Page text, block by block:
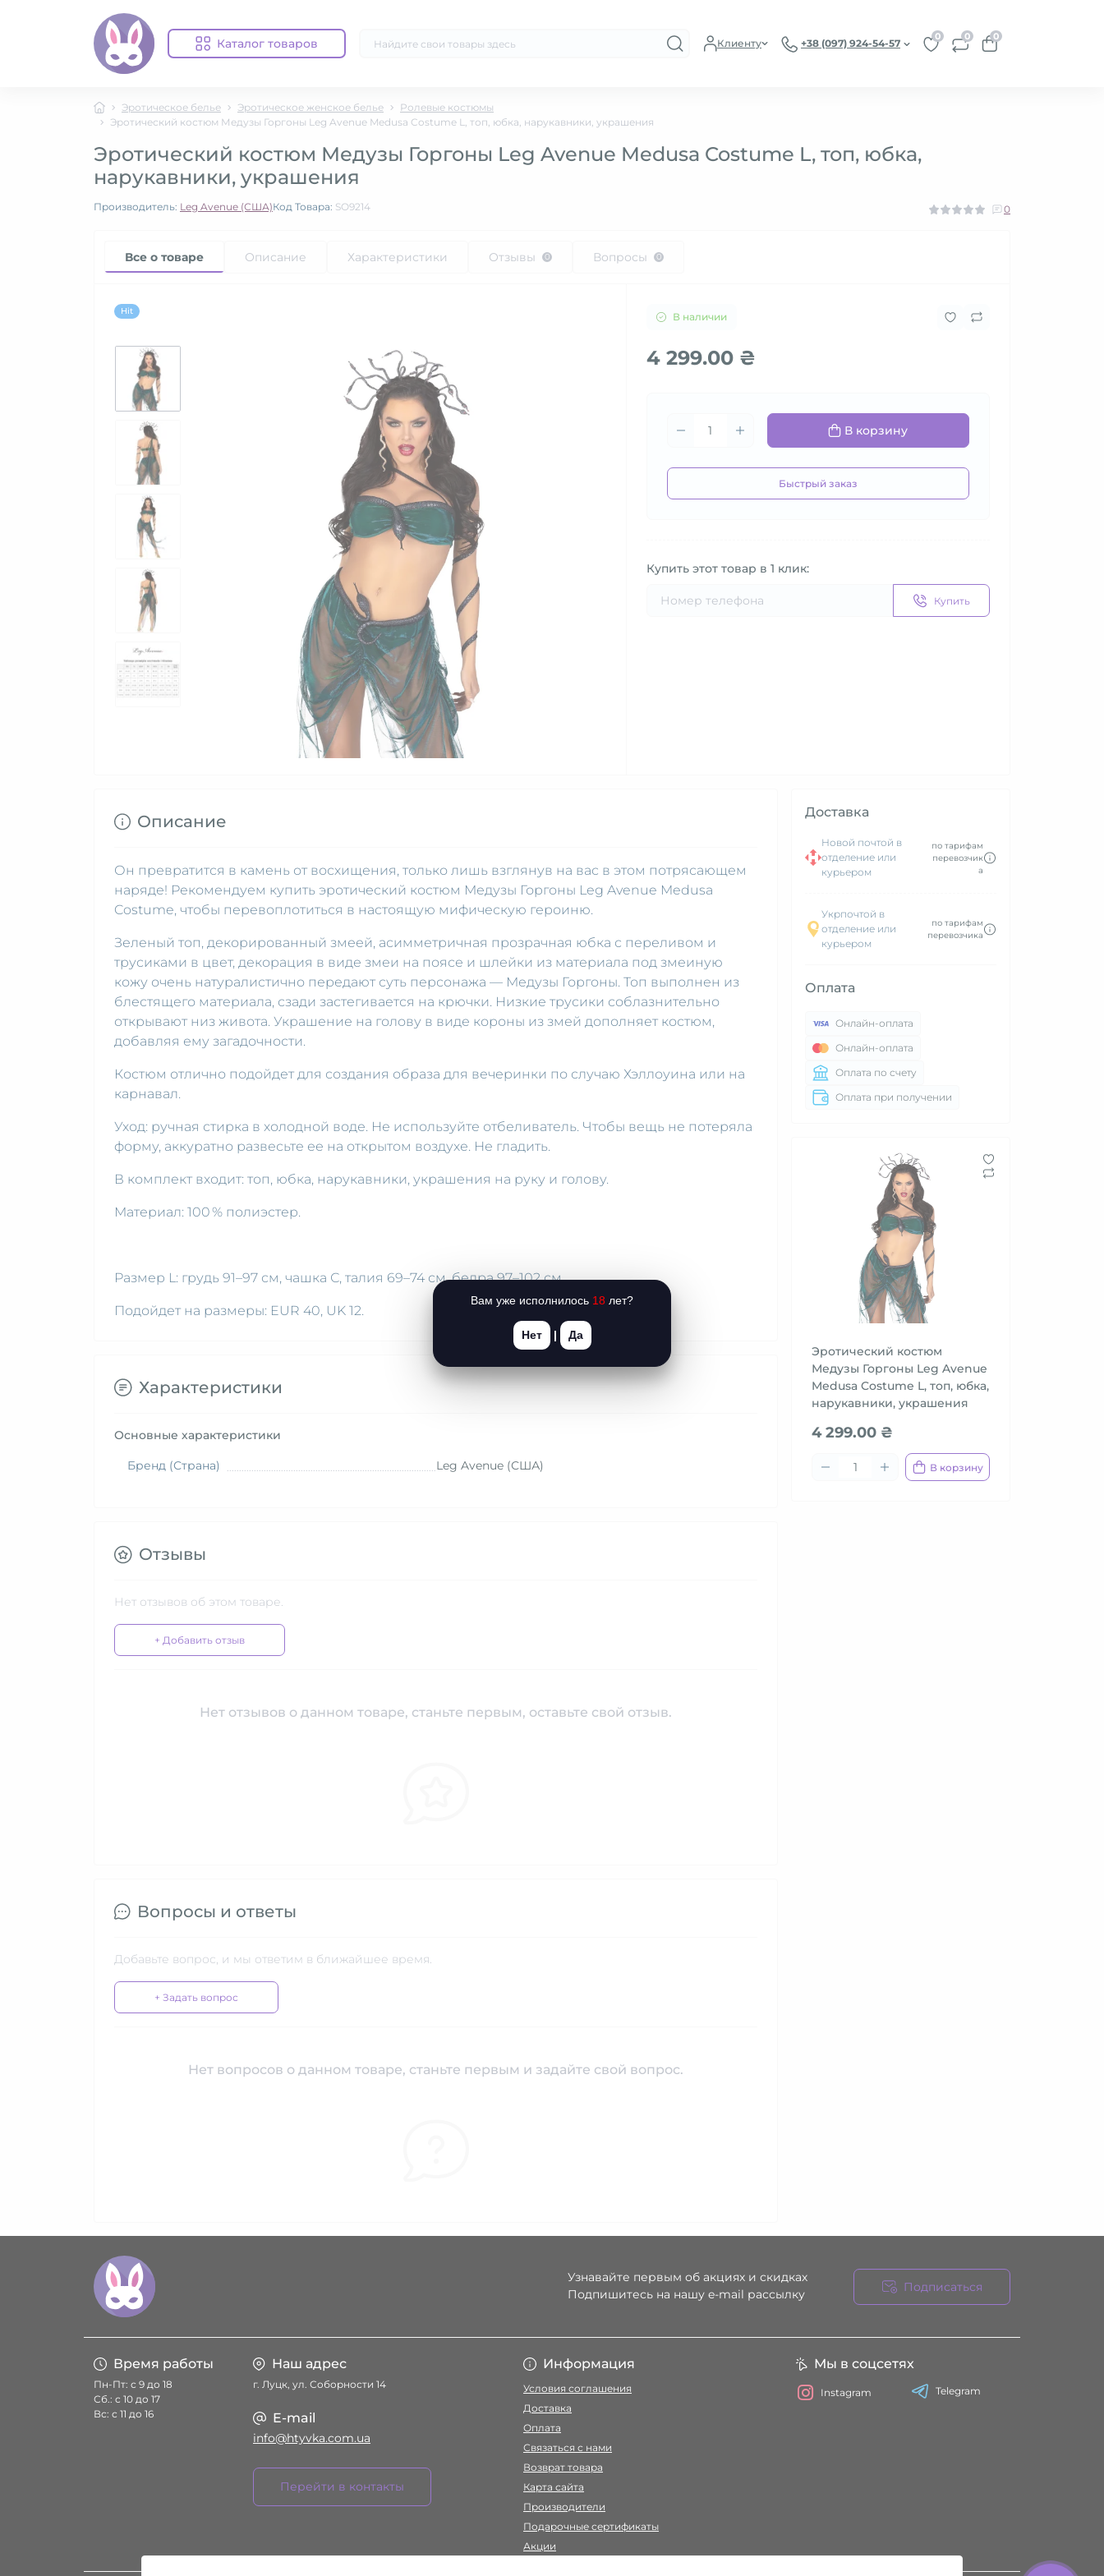
Каталог товаров Клиенту +38 (097) 924-54-57
0 0 0
Эротическое белье Эротическое женское белье
Ролевые костюмы
Эротический костюм Медузы Горгоны Leg Avenue Medusa Costume L, топ, юбка, нарукавники, украшения
Эротический костюм Медузы Горгоны Leg Avenue Medusa Costume L, топ, юбка,
нарукавники, украшения
Производитель: Leg Avenue (США)Код Товара: SO9214 0
Все о товаре Описание Характеристики Отзывы 0 Вопросы 0
Hit В наличии
4 299.00 ₴
В корзину
Быстрый заказ
Купить этот товар в 1 клик:
Купить
Доставка
Новой почтой в
отделение или
курьером
по тарифам
перевозчик
а
Укрпочтой в
отделение или
курьером
по тарифам
перевозчика
Оплата
Онлайн-оплата
Онлайн-оплата
Оплата по счету
Оплата при получении
Эротический костюм
Медузы Горгоны Leg Avenue
Medusa Costume L, топ, юбка,
нарукавники, украшения
4 299.00 ₴
В корзину
Описание
Он превратится в камень от восхищения, только лишь взглянув на вас в этом потрясающем
наряде! Рекомендуем купить эротический костюм Медузы Горгоны Leg Avenue Medusa
Costume, чтобы перевоплотиться в настоящую мифическую героиню.
Зеленый топ, декорированный змеей, асимметричная прозрачная юбка с переливом и
трусиками в цвет, декорация в виде змеи на поясе и шлейки из материала под змеиную
кожу очень натуралистично передают суть персонажа — Медузы Горгоны. Топ выполнен из
блестящего материала, сзади застегивается на крючки. Низкие трусики соблазнительно
открывают низ живота. Украшение на голову в виде короны из змей дополняет костюм,
добавляя ему загадочности.
Костюм отлично подойдет для создания образа для вечеринки по случаю Хэллоуина или на
карнавал.
Уход: ручная стирка в холодной воде. Не используйте отбеливатель. Чтобы вещь не потеряла
форму, аккуратно развесьте ее на открытом воздухе. Не гладить.
В комплект входит: топ, юбка, нарукавники, украшения на руку и голову.
Материал: 100 % полиэстер.
Размер L: грудь 91–97 см, чашка С, талия 69–74 см, бедра 97–102 см.
Подойдет на размеры: EUR 40, UK 12.
Характеристики
Основные характеристики
Бренд (Страна) Leg Avenue (США)
Отзывы
Нет отзывов об этом товаре.
+ Добавить отзыв
Нет отзывов о данном товаре, станьте первым, оставьте свой отзыв.
Вопросы и ответы
Добавьте вопрос, и мы ответим в ближайшее время.
+ Задать вопрос
Нет вопросов о данном товаре, станьте первым и задайте свой вопрос.
Узнавайте первым об акциях и скидках
Подпишитесь на нашу e-mail рассылку
Подписаться
Время работы
Пн-Пт: с 9 до 18
Сб.: с 10 до 17
Вс: с 11 до 16
Наш адрес
г. Луцк, ул. Соборности 14
E-mail
info@htyvka.com.ua
Перейти в контакты
Информация
Условия соглашения
Доставка
Оплата
Связаться с нами
Возврат товара
Карта сайта
Производители
Подарочные сертификаты
Акции
Мы в соцсетях
Instagram Telegram
Вам уже исполнилось 18 лет?
Нет | Да